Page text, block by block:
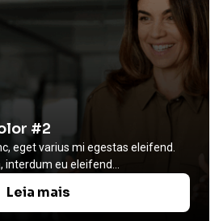
#2
eget varius mi egestas eleifend.
eu eleifend...
Leia mais